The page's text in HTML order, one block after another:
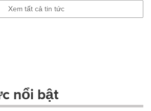
Xem tất cả tin tức
nổi bật